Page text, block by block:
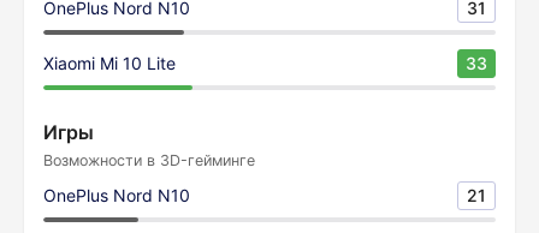
OnePlus Nord N10 31
Xiaomi Mi 10 Lite 33
Игры
Возможности в 3D-гейминге
OnePlus Nord N10 21